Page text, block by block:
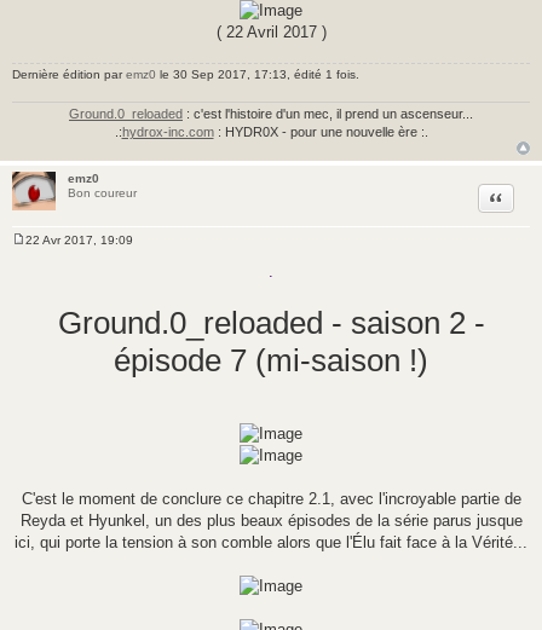
( 22 Avril 2017 )
Dernière édition paremz0 le 30 Sep 2017, 17:13, édité 1 fois.
Ground.0_reloaded : c'est l'histoire d'un mec, il prend un ascenseur...
.:hydrox-inc.com: HYDR0X - pour une nouvelle ère :.
emz0
Bon coureur
Citer
22 Avr 2017, 19:09
.
Ground.0_reloaded - saison 2 -
épisode 7 (mi-saison !)
C'est le moment de conclure ce chapitre 2.1, avec l'incroyable partie de
Reyda et Hyunkel, un des plus beaux épisodes de la série parus jusque
ici, qui porte la tension à son comble alors que l'Élu fait face à la Vérité...